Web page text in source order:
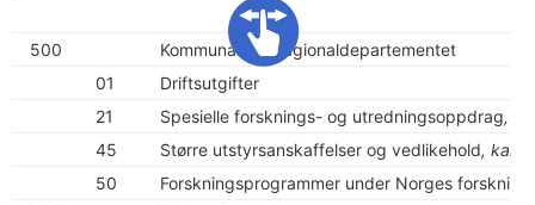
500
Kommunal- og regionaldepartementet
01
Driftsutgifter
21
Spesielle forsknings- og utredningsoppdrag,
45
Større utstyrsanskaffelser og vedlikehold, kan
50
Forskningsprogrammer under Norges